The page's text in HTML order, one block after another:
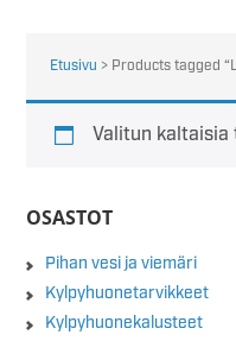
Etusivu > Products tagged
Valitun
OSASTOT
Pihan vesi ja viemäri
Kylpyhuonetarvikkeet
Kylpyhuonekalusteet